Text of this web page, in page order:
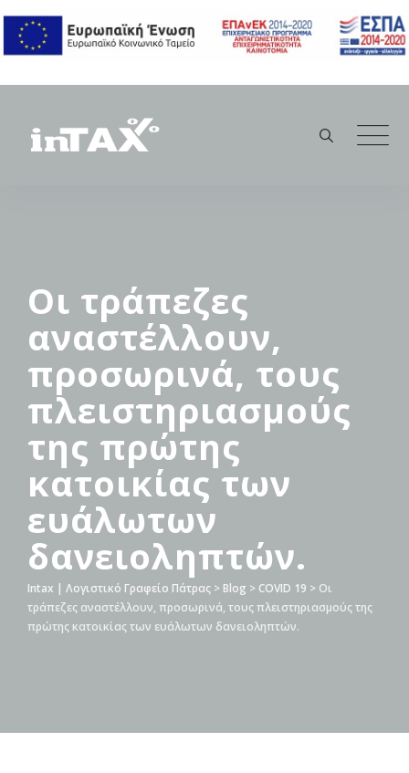
content
Οι τράπεζες
αναστέλλουν,
προσωρινά, τους
πλειστηριασμούς
της πρώτης
κατοικίας των
ευάλωτων
δανειοληπτών.
Intax | Λογιστικό Γραφείο Πάτρας > Blog > COVID 19 > Οι
τράπεζες αναστέλλουν, προσωρινά, τους πλειστηριασμούς της
πρώτης κατοικίας των ευάλωτων δανειοληπτών.